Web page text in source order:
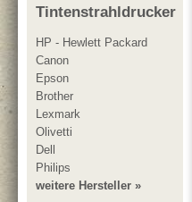
Tintenstrahldrucker
HP - Hewlett Packard
Canon
Epson
Brother
Lexmark
Olivetti
Dell
Philips
weitere Hersteller »